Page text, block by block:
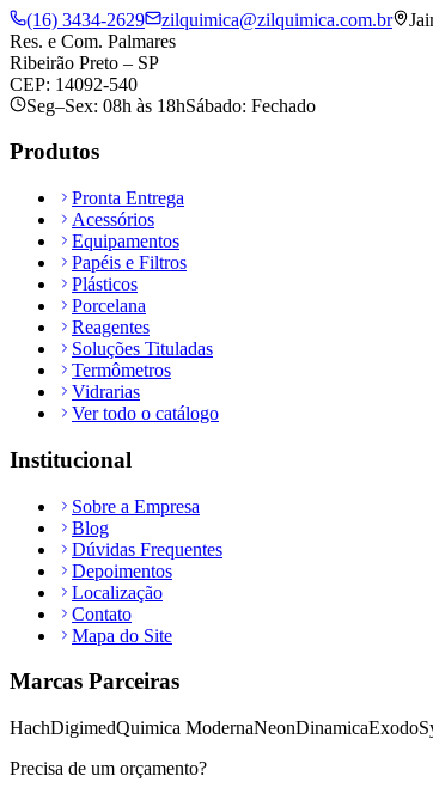
(16) 3434-2629
zilquimica@zilquimica.com.br
Res. e Com. Palmares
Ribeirão Preto – SP
CEP: 14092-540
Seg–Sex: 08h às 18hSábado: Fechado
Produtos
Pronta Entrega
Acessórios
Equipamentos
Papéis e Filtros
Plásticos
Porcelana
Reagentes
Soluções Tituladas
Termômetros
Vidrarias
Ver todo o catálogo
Institucional
Sobre a Empresa
Blog
Dúvidas Frequentes
Depoimentos
Localização
Contato
Mapa do Site
Marcas Parceiras
HachDigimedQuimica ModernaNeonDinamicaExodo
Precisa de um orçamento?